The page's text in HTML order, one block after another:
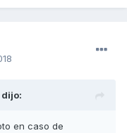
dijo:
en caso de